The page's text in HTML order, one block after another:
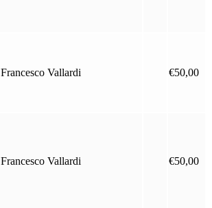
Francesco Vallardi €50,00
Francesco Vallardi €50,00